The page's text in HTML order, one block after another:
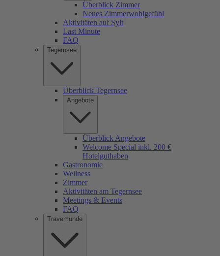
Überblick Zimmer
Neues Zimmerwohlgefühl
Aktivitäten auf Sylt
Last Minute
FAQ
Tegernsee
Überblick Tegernsee
Angebote
Überblick Angebote
Welcome Special inkl. 200 €
Hotelguthaben
Gastronomie
Wellness
Zimmer
Aktivitäten am Tegernsee
Meetings & Events
FAQ
Travemünde